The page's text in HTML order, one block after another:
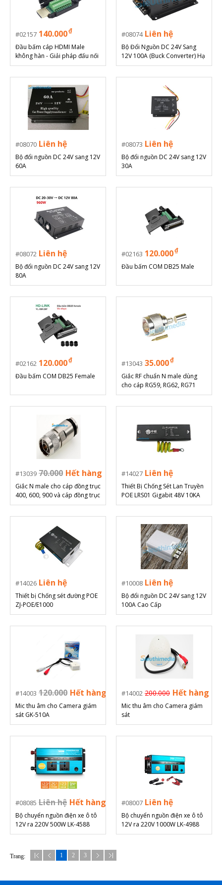
02157 140.000₫
Đầu bấm cáp HDMI Male
không hàn - Giải pháp đấu nối
linh hoạt, bền bỉ
08074 Liên hệ
Bộ Đổi Nguồn DC 24V Sang
12V 100A (Buck Converter) Hạ
Áp Ô Tô
08070 Liên hệ
Bộ đổi nguồn DC 24V sang 12V
60A
08073 Liên hệ
Bộ đổi nguồn DC 24V sang 12V
30A
08072 Liên hệ
Bộ đổi nguồn DC 24V sang 12V
80A
02163 120.000₫
Đầu bấm COM DB25 Male
02162 120.000₫
Đầu bấm COM DB25 Female
13043 35.000₫
Giắc RF chuẩn N male dùng
cho cáp RG59, RG62, RG71
13039 70.000 Hết hàng
Giắc N male cho cáp đồng trục
400, 600, 900 và cáp đồng trục
RG8.
14027 Liên hệ
Thiết Bị Chống Sét Lan Truyền
POE LRS01 Gigabit 48V 10KA
14026 Liên hệ
Thiết bị Chống sét đường POE
ZJ-POE/E1000
10008 Liên hệ
Bộ đổi nguồn DC 24V sang 12V
100A Cao Cấp
14003 120.000 Hết hàng
Mic thu âm cho Camera giám
sát GK-510A
14002 200.000 Hết hàng
Mic thu âm cho Camera giám
sát
08085 Liên hệ Hết hàng
Bộ chuyển nguồn điện xe ô tô
12V ra 220V 500W LK-4588
08007 Liên hệ
Bộ chuyển nguồn điện xe ô tô
12V ra 220V 1000W LK-4988
Trang: 1 2 3